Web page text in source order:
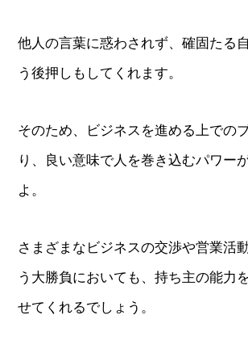
他人の言葉に惑わされず、確固たる
う後押しもしてくれます。
そのため、ビジネスを進める上での
り、良い意味で人を巻き込むパワー
よ。
さまざまなビジネスの交渉や営業活
う大勝負においても、持ち主の能力
せてくれるでしょう。